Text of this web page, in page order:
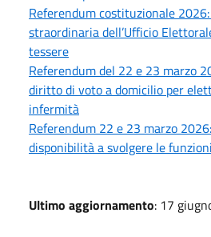
Referendum costituzionale
straordinaria dell’Ufficio
tessere
Referendum del 22 e 23 marzo
diritto di voto a domicilio per
infermità
Referendum 22 e 23 marzo
disponibilità a svolgere le
Ultimo aggiornamento: 17